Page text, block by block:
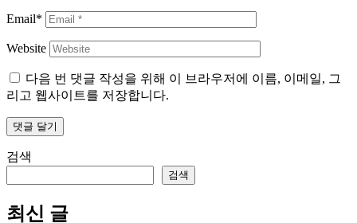
Email*
Website
다음 번 댓글 작성을 위해 이 브라우저에 이름, 이메일, 그
리고 웹사이트를 저장합니다.
검색
검색
최신 글